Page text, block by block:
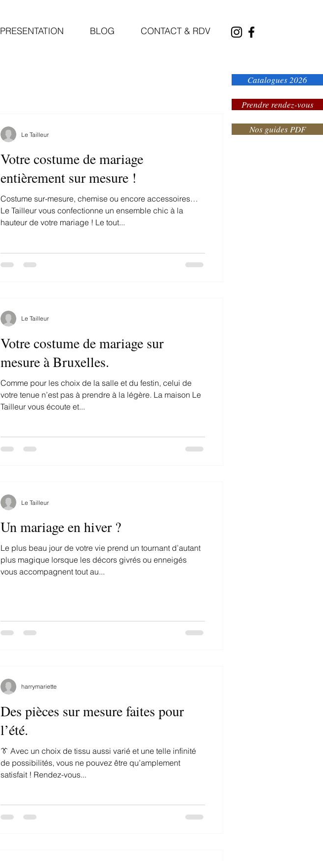
Nos guides PDF
Catalogues 2026
Prendre rendez-vous
PRESENTATION BLOG CONTACT & RDV
Votre costume de mariage
entièrement sur mesure !
Costume sur-mesure, chemise ou encore accessoires…
Le Tailleur vous confectionne un ensemble chic à la
hauteur de votre mariage ! Le tout...
Le Tailleur
Votre costume de mariage sur
mesure à Bruxelles.
Comme pour les choix de la salle et du festin, celui de
votre tenue n’est pas à prendre à la légère. La maison Le
Tailleur vous écoute et...
Le Tailleur
Un mariage en hiver ?
Le plus beau jour de votre vie prend un tournant d’autant
plus magique lorsque les décors givrés ou enneigés
vous accompagnent tout au...
Le Tailleur
Des pièces sur mesure faites pour
l’été.
👔 Avec un choix de tissu aussi varié et une telle infinité
de possibilités, vous ne pouvez être qu’amplement
satisfait ! Rendez-vous...
harrymariette